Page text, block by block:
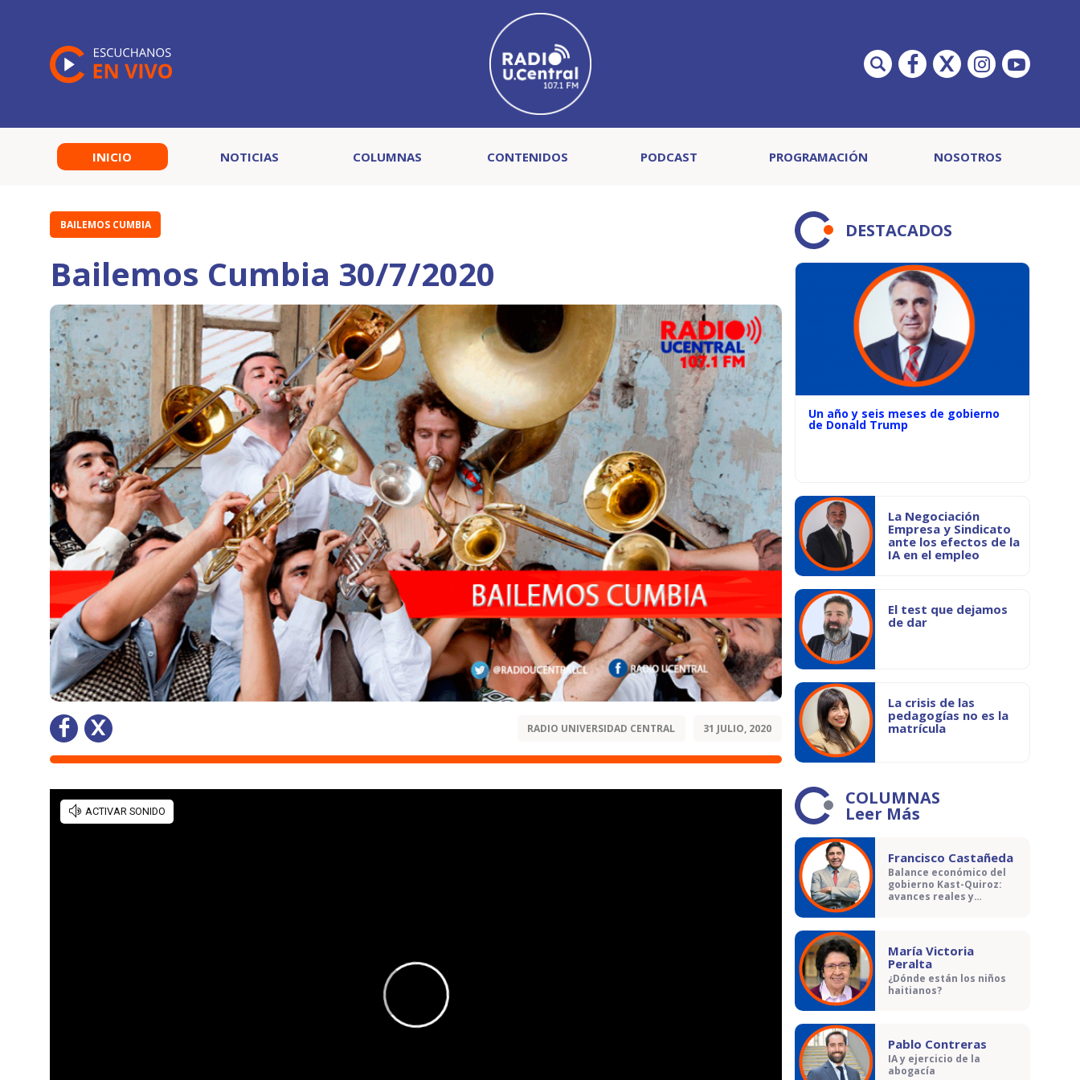
INICIO NOTICIAS COLUMNAS CONTENIDOS PODCAST PROGRAMACIÓN NOSOTROS
BAILEMOS CUMBIA
Bailemos Cumbia 30/7/2020
RADIO UNIVERSIDAD CENTRAL 31 JULIO, 2020
DESTACADOS
Un año y seis meses de gobierno
de Donald Trump
La Negociación
Empresa y Sindicato
ante los efectos de la
IA en el empleo
El test que dejamos
de dar
La crisis de las
pedagogías no es la
matrícula
COLUMNAS
Leer Más
Francisco Castañeda
Balance económico del
gobierno Kast-Quiroz:
avances reales y
María Victoria
Peralta
¿Dónde están los niños
haitianos?
Pablo Contreras
IA y ejercicio de la
abogacía